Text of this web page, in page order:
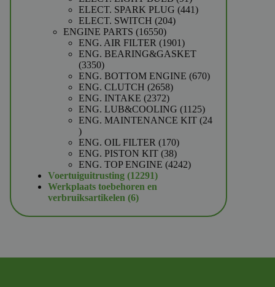
producten
ELECT. SPARK PLUG 441441
ELECT. SWITCH 204204
ENGINE PARTS 1655016550
producten
ENG. AIR FILTER 19011901
producten
ENG. BEARING&GASKET
33503350
producten
ENG. BOTTOM ENGINE 670670
ENG. CLUTCH 26582658
ENG. INTAKE 23722372
producten
ENG. LUB&COOLING 11251125
producten
ENG. MAINTENANCE KIT 24
24
producten
ENG. OIL FILTER 170170
producten
ENG. PISTON KIT 3838
producten
ENG. TOP ENGINE 42424242
Voertuiguitrusting 1229112291
producten
Werkplaats toebehoren en
verbruiksartikelen 66